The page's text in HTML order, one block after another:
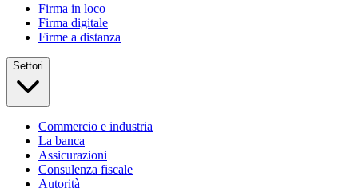
Firma in loco
Firma digitale
Firme a distanza
Settori
Commercio e industria
La banca
Assicurazioni
Consulenza fiscale
Autorità